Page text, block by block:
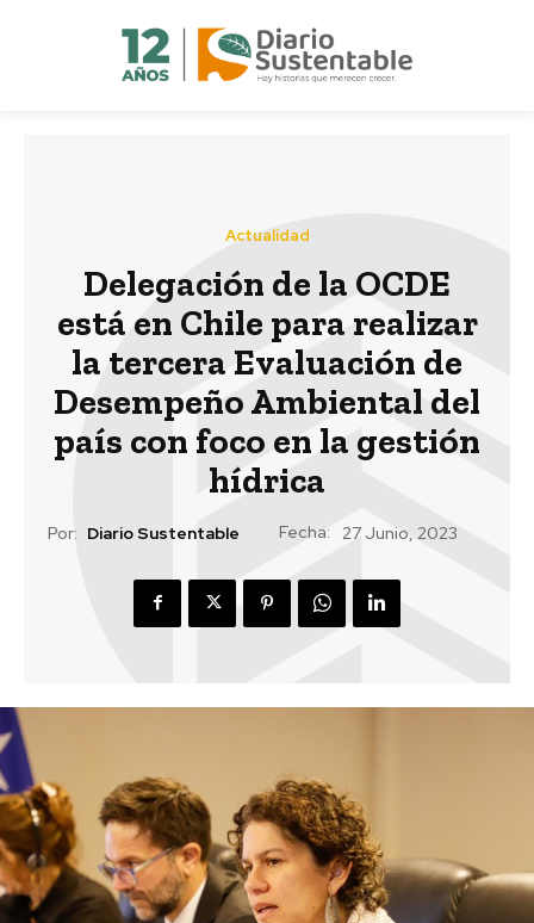
Actualidad
Delegación de la OCDE
está en Chile para realizar
la tercera Evaluación de
Desempeño Ambiental del
país con foco en la gestión
hídrica
Por: Diario Sustentable Fecha: 27 Junio, 2023